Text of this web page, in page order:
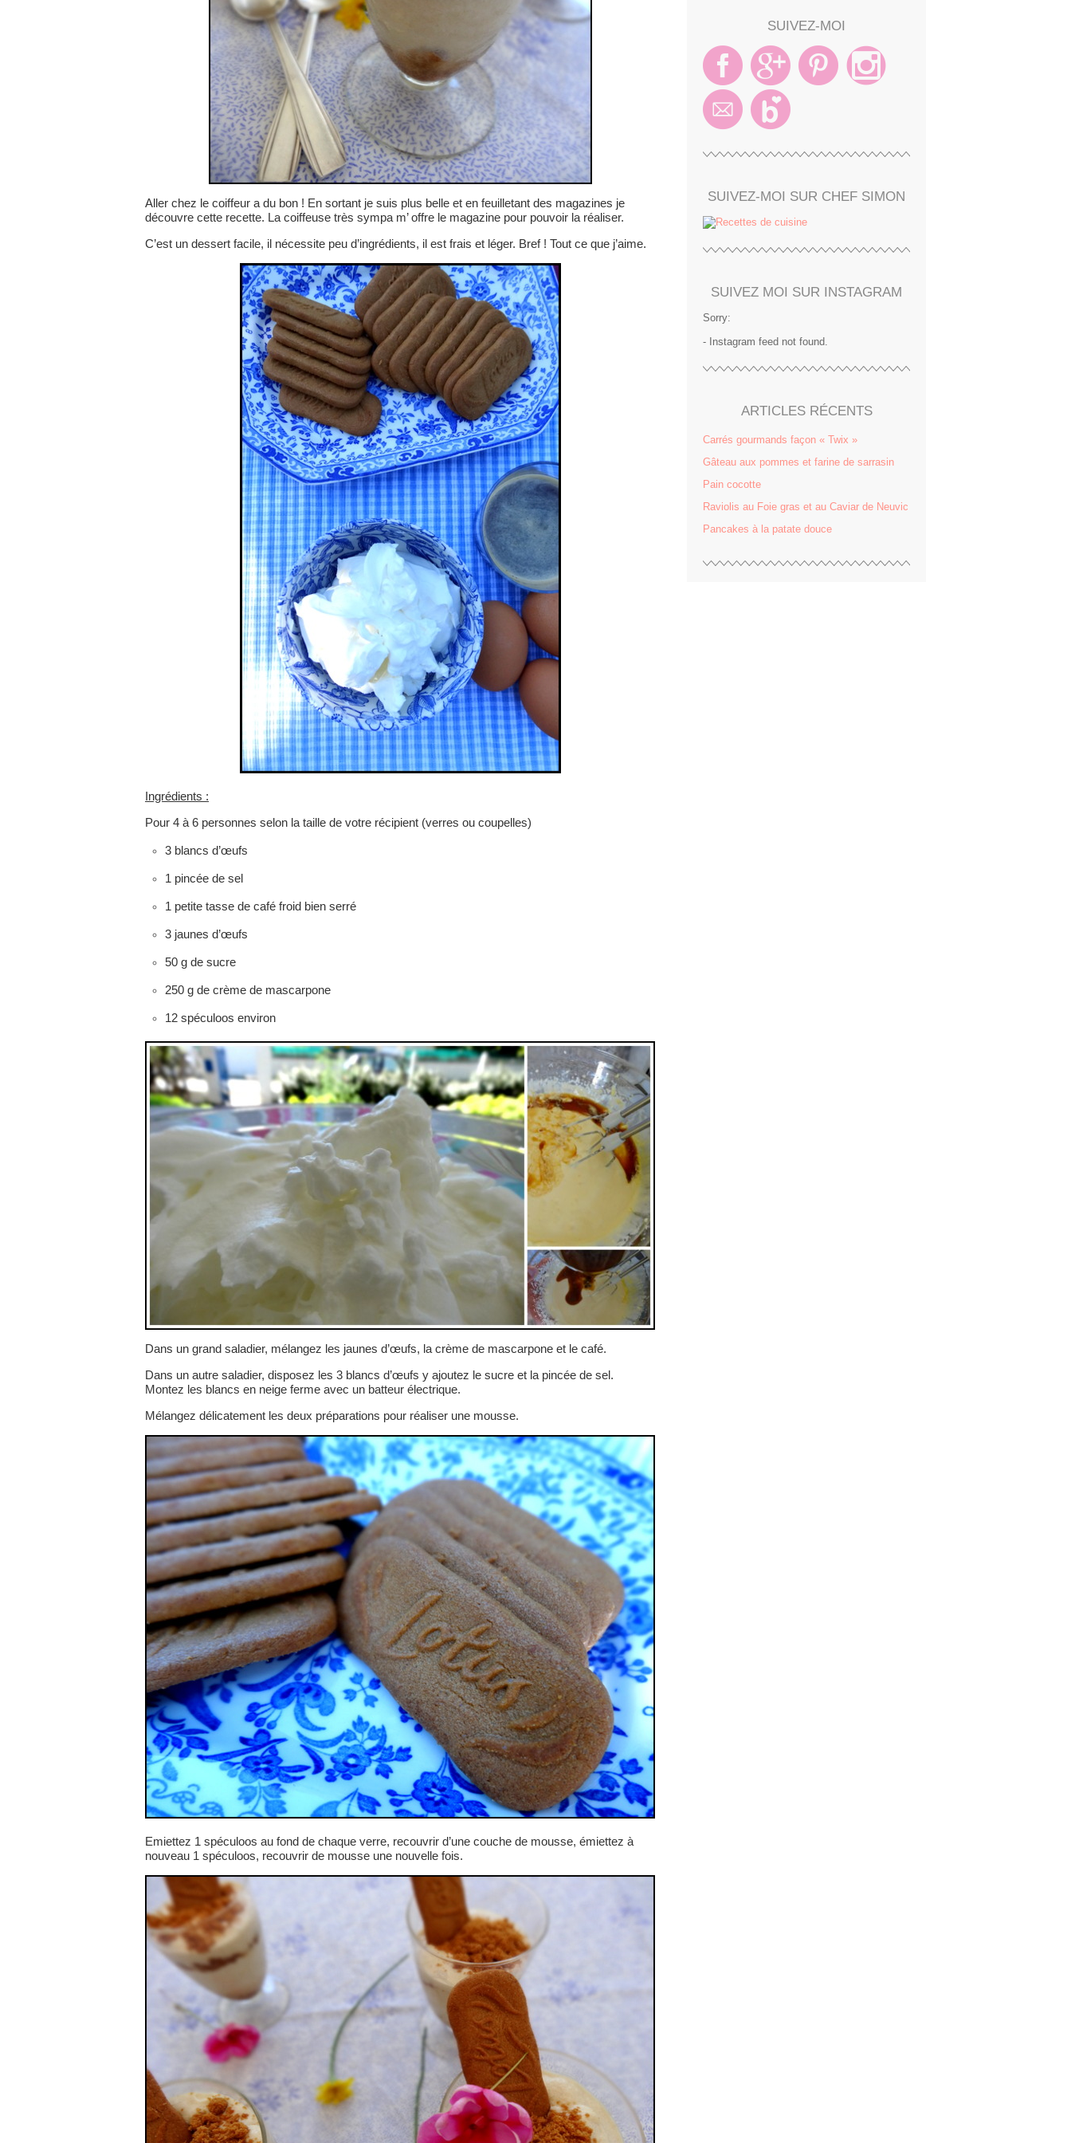
Aller chez le coiffeur a du bon ! En sortant je suis plus belle et en feuilletant des magazines je
découvre cette recette. La coiffeuse très sympa m’ offre le magazine pour pouvoir la réaliser.
C’est un dessert facile, il nécessite peu d’ingrédients, il est frais et léger. Bref ! Tout ce que j’aime.
Ingrédients :
Pour 4 à 6 personnes selon la taille de votre récipient (verres ou coupelles)
3 blancs d’œufs
1 pincée de sel
1 petite tasse de café froid bien serré
3 jaunes d’œufs
50 g de sucre
250 g de crème de mascarpone
12 spéculoos environ
Dans un grand saladier, mélangez les jaunes d’œufs, la crème de mascarpone et le café.
Dans un autre saladier, disposez les 3 blancs d’œufs y ajoutez le sucre et la pincée de sel.
Montez les blancs en neige ferme avec un batteur électrique.
Mélangez délicatement les deux préparations pour réaliser une mousse.
Emiettez 1 spéculoos au fond de chaque verre, recouvrir d’une couche de mousse, émiettez à
nouveau 1 spéculoos, recouvrir de mousse une nouvelle fois.
SUIVEZ-MOI
SUIVEZ-MOI SUR CHEF SIMON
SUIVEZ MOI SUR INSTAGRAM
Sorry:
- Instagram feed not found.
ARTICLES RÉCENTS
Carrés gourmands façon « Twix »
Gâteau aux pommes et farine de sarrasin
Pain cocotte
Raviolis au Foie gras et au Caviar de Neuvic
Pancakes à la patate douce